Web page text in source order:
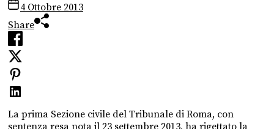
4 Ottobre 2013
Share
La prima Sezione civile del Tribunale di Roma, con
sentenza resa nota il 23 settembre 2013, ha rigettato la